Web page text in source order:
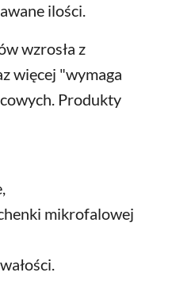
ilości.
wzrosła z
więcej "wymaga
Produkty
mikrofalowej